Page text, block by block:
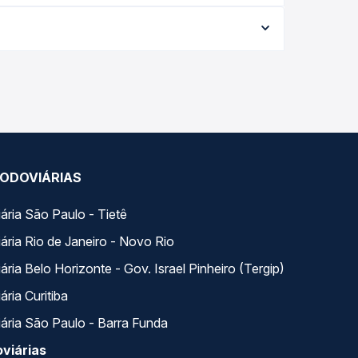
melhor oferta para o seu roteiro.
São Paulo - Tietê
Rio de Janeiro - Novo Rio
Belo Horizonte - Gov. Israel Pinheiro (Tergip)
Curitiba
São Paulo - Barra Funda